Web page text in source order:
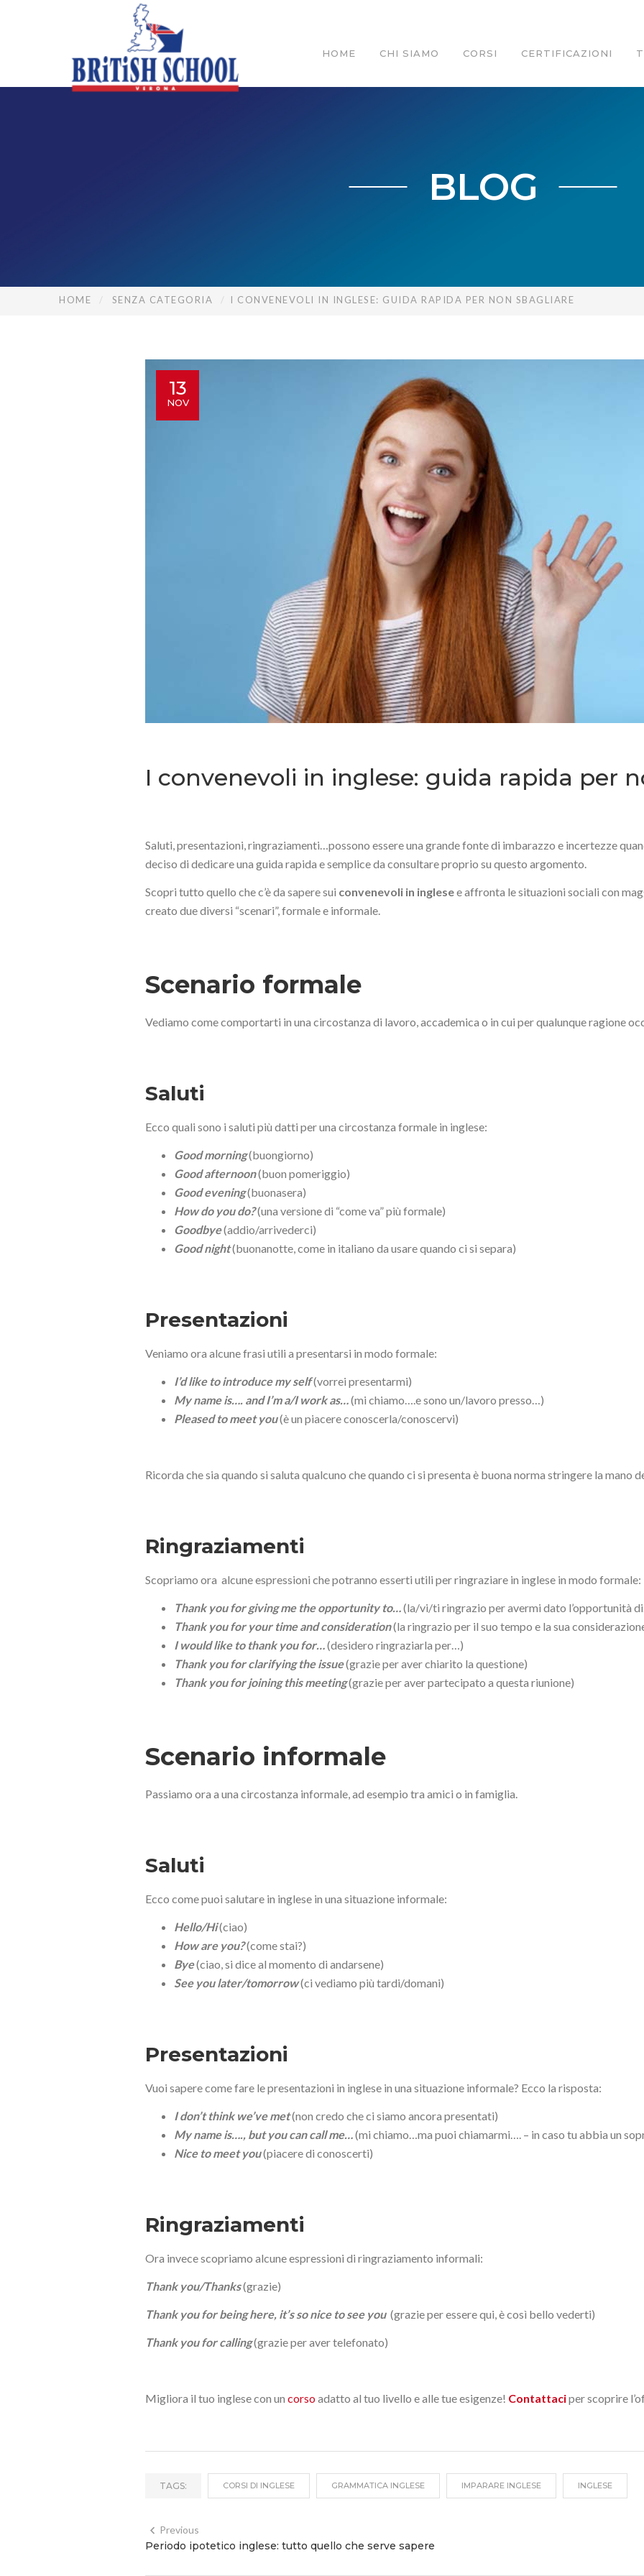
HOME CHI SIAMO CORSI CERTIFICAZIONI
BLOG
HOME SENZA CATEGORIA I CONVENEVOLI IN INGLESE: GUIDA RAPIDA PER NON SBAGLIARE
13
NOV
I convenevoli in inglese: guida rapida per
Saluti, presentazioni, ringraziamenti…possono essere una grande fonte di imbarazzo e incertezze
deciso di dedicare una guida rapida e semplice da consultare proprio su questo argomento.
Scopri tutto quello che c’è da sapere sui convenevoli in inglesee affronta le situazioni sociali con
creato due diversi “scenari”, formale e informale.
Scenario formale
Vediamo come comportarti in una circostanza di lavoro, accademica o in cui per qualunque ragione
Saluti
Ecco quali sono i saluti più datti per una circostanza formale in inglese:
Good morning(buongiorno)
Good afternoon(buon pomeriggio)
Good evening(buonasera)
How do you do?(una versione di “come va” più formale)
Goodbye(addio/arrivederci)
Good night(buonanotte, come in italiano da usare quando ci si separa)
Presentazioni
Veniamo ora alcune frasi utili a presentarsi in modo formale:
I’d like to introduce my self(vorrei presentarmi)
My name is…. and I’m a/I work as…(mi chiamo….e sono un/lavoro presso…)
Pleased to meet you(è un piacere conoscerla/conoscervi)
Ricorda che sia quando si saluta qualcuno che quando ci si presenta è buona norma stringere la mano
Ringraziamenti
Scopriamo ora alcune espressioni che potranno esserti utili per ringraziare in inglese in modo formale:
Thank you for giving me the opportunity to…(la/vi/ti ringrazio per avermi dato l’opportunità
Thank you for your time and consideration(la ringrazio per il suo tempo e la sua
I would like to thank you for…(desidero ringraziarla per…)
Thank you for clarifying the issue(grazie per aver chiarito la questione)
Thank you for joining this meeting(grazie per aver partecipato a questa riunione)
Scenario informale
Passiamo ora a una circostanza informale, ad esempio tra amici o in famiglia.
Saluti
Ecco come puoi salutare in inglese in una situazione informale:
Hello/Hi(ciao)
How are you?(come stai?)
Bye(ciao, si dice al momento di andarsene)
See you later/tomorrow(ci vediamo più tardi/domani)
Presentazioni
Vuoi sapere come fare le presentazioni in inglese in una situazione informale? Ecco la risposta:
I don’t think we’ve met(non credo che ci siamo ancora presentati)
My name is…., but you can call me…(mi chiamo…ma puoi chiamarmi…. – in caso tu abbia un
Nice to meet you(piacere di conoscerti)
Ringraziamenti
Ora invece scopriamo alcune espressioni di ringraziamento informali:
Thank you/Thanks(grazie)
Thank you for being here, it’s so nice to see you(grazie per essere qui, è così bello vederti)
Thank you for calling(grazie per aver telefonato)
Migliora il tuo inglese con un corsoadatto al tuo livello e alle tue esigenze! Contattaciper scoprire
TAGS: CORSI DI INGLESE GRAMMATICA INGLESE IMPARARE INGLESE INGLESE
Previous
Periodo ipotetico inglese: tutto quello che serve sapere